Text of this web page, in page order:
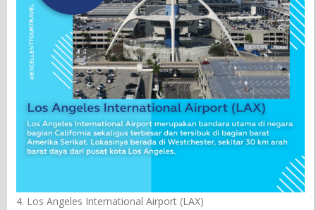
4. Los Angeles International Airport (LAX)